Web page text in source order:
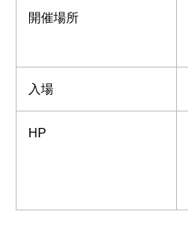
開催場所
入場
HP